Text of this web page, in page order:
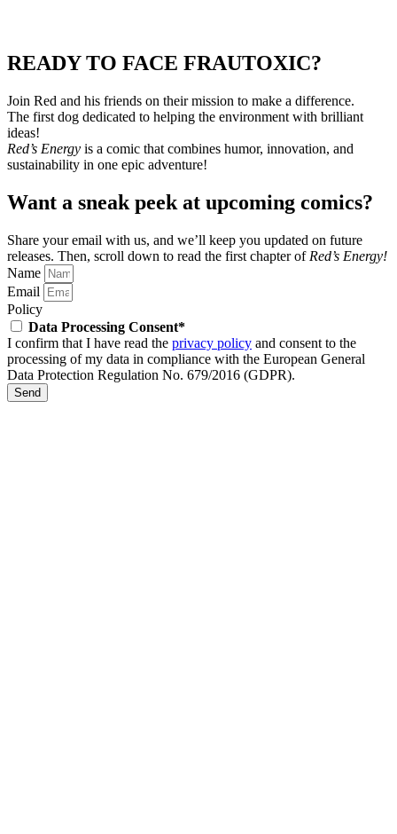
READY TO FACE FRAUTOXIC?
Join Red and his friends on their mission to make a difference.
The first dog dedicated to helping the environment with brilliant
ideas!
Red’s Energy is a comic that combines humor, innovation, and
sustainability in one epic adventure!
Want a sneak peek at upcoming comics?
Share your email with us, and we’ll keep you updated on future
releases. Then, scroll down to read the first chapter of Red’s Energy!
Name
Email
Policy
Data Processing Consent*
I confirm that I have read the privacy policy and consent to the
processing of my data in compliance with the European General
Data Protection Regulation No. 679/2016 (GDPR).
Send